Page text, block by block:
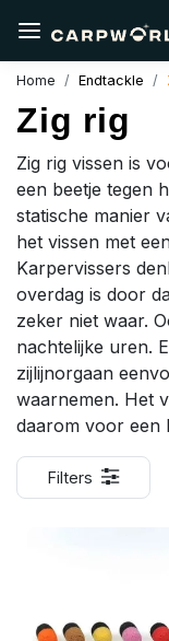
Home Endtackle
Zig rig
Zig rig vissen is
een beetje tegen
statische manier
het vissen met
Karpervissers
overdag is door
zeker niet waar.
nachtelijke uren.
zijlijnorgaan
waarnemen. Het
daarom voor een
Filters